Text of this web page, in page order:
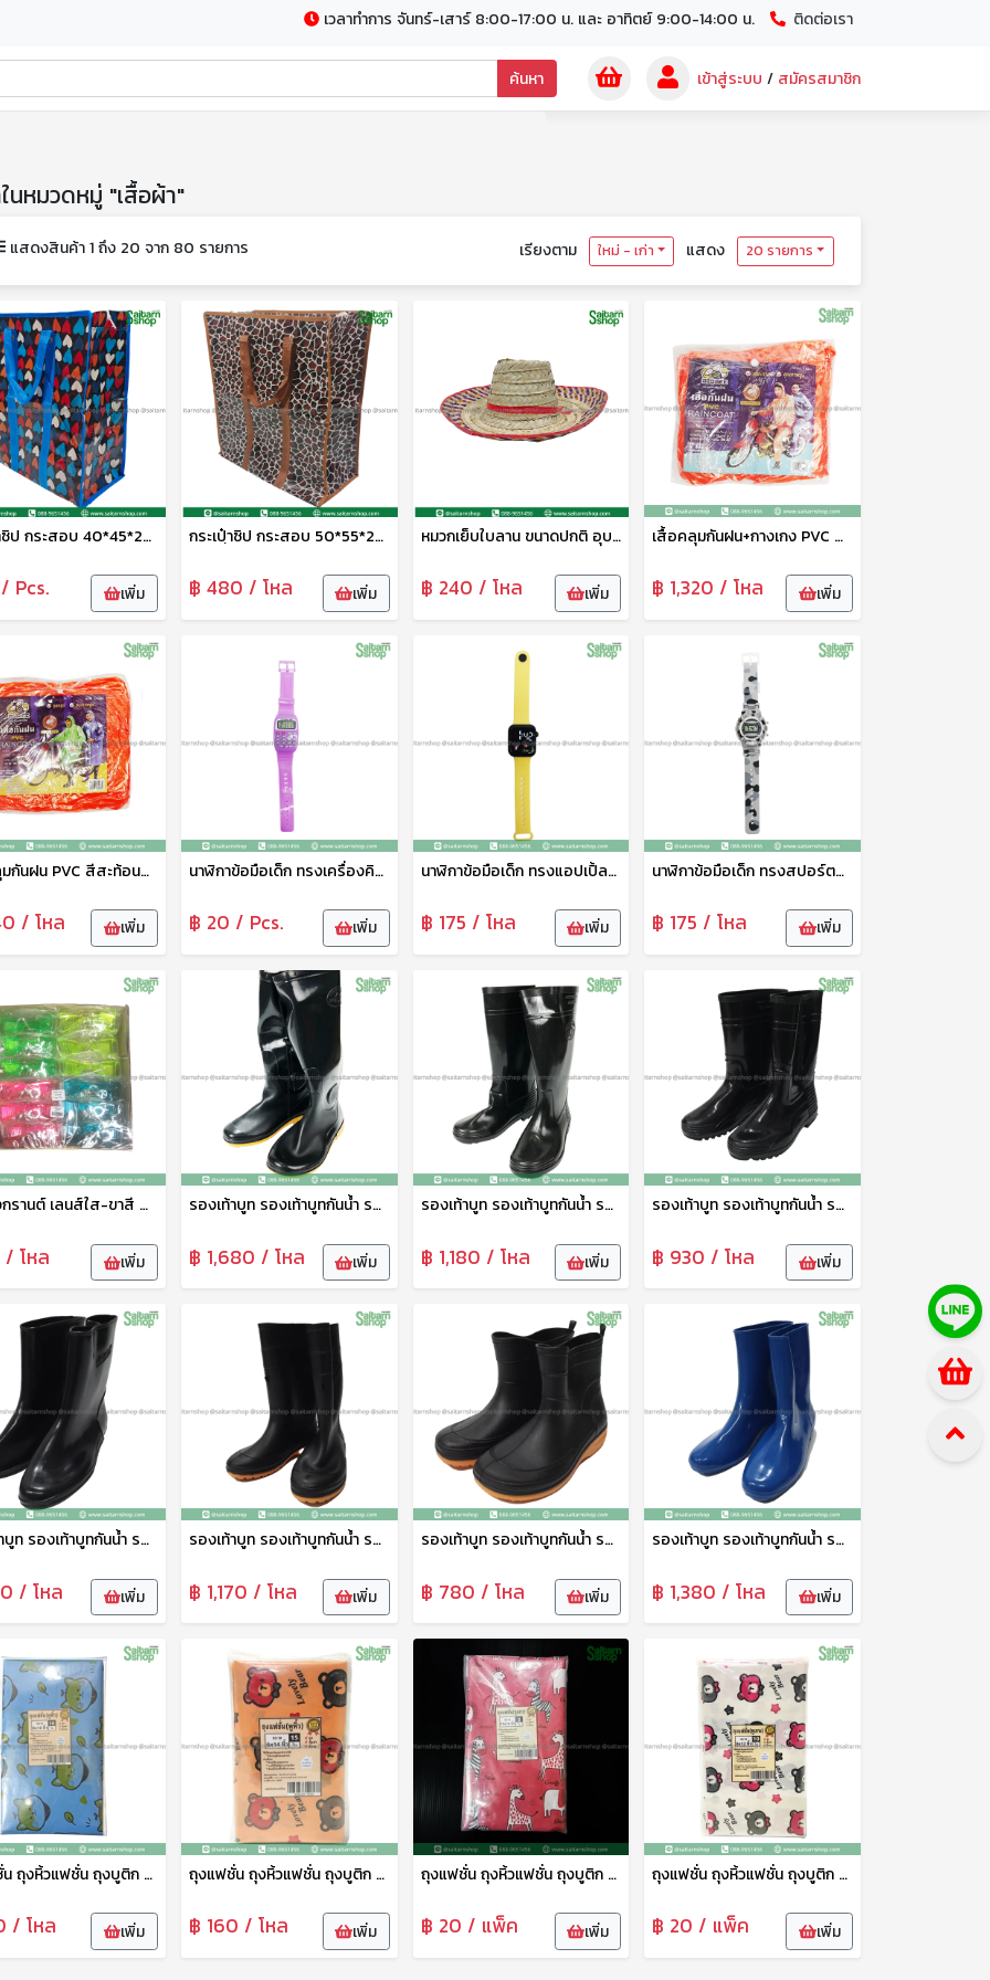
เวลาทำการ จันทร์-เสาร์ 8:00-17:00 น. และ อาทิตย์ 9:00-14:00 น. ติดต่อเรา
ค้นหา เข้าสู่ระบบ / สมัครสมาชิก
นหมวดหมู่ "เสื้อผ้า"
แสดงสินค้า 1 ถึง 20 จาก 80 รายการ เรียงตาม ใหม่ - เก่า แสดง 20 รายการ
กระเป๋าซิป กระสอบ 40*45*20 ซม.No.16608 TL
Pcs. เพิ่ม
กระเปฺ๋าซิป กระสอบ 50*55*25 ซม.No.16610 TL
฿ 480 / โหล เพิ่ม
หมวกเย็บใบลาน ขนาดปกติ อุบล
฿ 240 / โหล เพิ่ม
เสื้อคลุมกันฝน+กางเกง PVC สีสะท้อนแสง B-84007 Bigbee
฿ 1,320 / โหล เพิ่ม
เสื้อคลุมกันฝน PVC สีสะท้อนแสง B-84006 Bigbee
/ โหล เพิ่ม
นาฬิกาข้อมือเด็ก ทรงเครื่องคิดเลข HY089-7 THY
฿ 20 / Pcs. เพิ่ม
นาฬิกาข้อมือเด็ก ทรงแอปเปิ้ลวอช HY089-5 THY
฿ 175 / โหล เพิ่ม
นาฬิกาข้อมือเด็ก ทรงสปอร์ตลายทหาร HY089-8 THY
฿ 175 / โหล เพิ่ม
แว่นสงกรานต์ เลนส์ใส-ขาสี คละสี GL14A pmp
โหล เพิ่ม
รองเท้าบูท รองเท้าบูทกันน้ำ รองเท้าทำสวน รองเท้าบูทสูง 18.5 นิ้ว No.A1250 arrow star
฿ 1,680 / โหล เพิ่ม
รองเท้าบูท รองเท้าบูทกันน้ำ รองเท้าทำสวน รองเท้าบูทสูง 14 นิ้ว No.A1090 arrow star
฿ 1,180 / โหล เพิ่ม
รองเท้าบูท รองเท้าบูทกันน้ำ รองเท้าทำสวน รองเท้าบูทสูง 12.5 นิ้ว สีดำ No.A3000 arrow star
฿ 930 / โหล เพิ่ม
รองเท้าบูท รองเท้าบูทกันน้ำ รองเท้าทำสวน รองเท้าบูทสูง 9.5 นิ้ว สีดำ No.A4000 arrow star
/ โหล เพิ่ม
รองเท้าบูท รองเท้าบูทกันน้ำ รองเท้าทำสวน รองเท้าบูทสูง 12 นิ้ว สีดำ No.A991 arrow star
฿ 1,170 / โหล เพิ่ม
รองเท้าบูท รองเท้าบูทกันน้ำ รองเท้าทำสวน รองเท้าบูทสูง 7 นิ้ว สีดำ No.A555 arrow star
฿ 780 / โหล เพิ่ม
รองเท้าบูท รองเท้าบูทกันน้ำ รองเท้าทำสวน รองเท้าบูทสูง 9.5 นิ้ว คละสี No.A3000 arrow star
฿ 1,380 / โหล เพิ่ม
ถุงแฟชั่น ถุงหิ้วแฟชั่น ถุงบูติก ถุงบูติค ถุงแฟชั่นเจาะหู ลายพรีเมี่ยม 8*16 ซม. 1แพ็ค10ใบ tpf
/ โหล เพิ่ม
ถุงแฟชั่น ถุงหิ้วแฟชั่น ถุงบูติก ถุงบูติค ถุงแฟชั่นเจาะหู ลายพรีเมี่ยม 6*14 ซม. 1แพ็ค14ใบ tpf
฿ 160 / โหล เพิ่ม
ถุงแฟชั่น ถุงหิ้วแฟชั่น ถุงบูติก ถุงบูติค ถุงแฟชั่นเจาะหู ลายพรีเมี่ยม 10*16 ซม. 1แพ็ค15ใบ tpf
฿ 20 / แพ็ค เพิ่ม
ถุงแฟชั่น ถุงหิ้วแฟชั่น ถุงบูติก ถุงบูติค ถุงแฟชั่นเจาะหู ลายพรีเมี่ยม 8*12 ซม. 1แพ็ค10ใบ tpf
฿ 20 / แพ็ค เพิ่ม